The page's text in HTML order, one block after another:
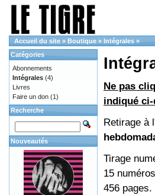
Accueil du site » Boutique » Intégrales »
Ne pas
indiqué
Retirage à
Tirage
15
456 pages.
Catégories
Abonnements
Intégrales (4)
Livres
Faire un don (1)
Recherche
Nouveautés